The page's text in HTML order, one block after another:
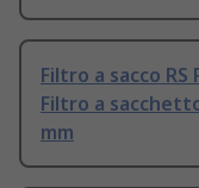
Filtro a sacco
Filtro a
mm